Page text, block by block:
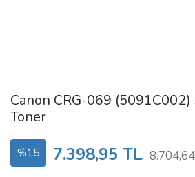
Canon CRG-069 (5091C002)
Toner
%15 7.398,95 TL